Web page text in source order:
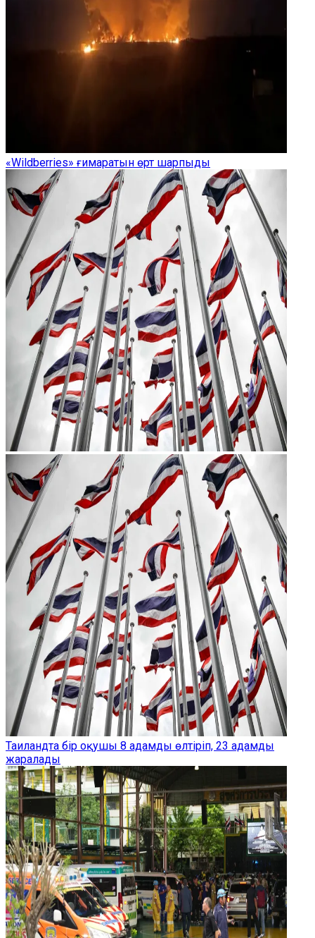
«Wildberries» ғимаратын өрт шарпыды
Таиландта бір оқушы 8 адамды өлтіріп, 23 адамды
жаралады